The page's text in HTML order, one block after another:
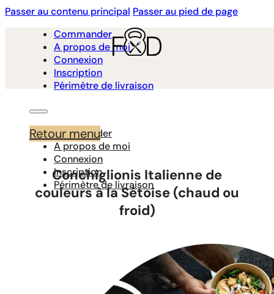
Passer au contenu principal Passer au pied de page
Commander
A propos de moi
Connexion
Inscription
Périmètre de livraison
Commander
A propos de moi
Connexion
Inscription
Périmètre de livraison
Retour menu
Conchiglionis Italienne de
couleurs à la Sétoise (chaud ou
froid)